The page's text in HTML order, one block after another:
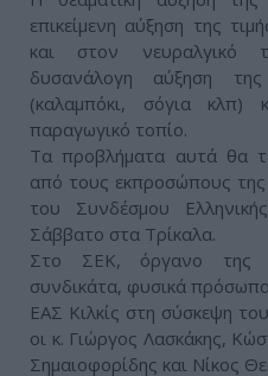
επικείμενη αύξηση της
και στον νευραλγικό
δυσανάλογη αύξηση
(καλαμπόκι, σόγια κλπ)
παραγωγικό τοπίο.
Τα προβλήματα αυτά θα
από τους εκπροσώπους της
του Συνδέσμου
Σάββατο στα Τρίκαλα.
Στο ΣΕΚ, όργανο της
συνδικάτα, φυσικά
ΕΑΣ Κιλκίς στη σύσκεψη
οι κ. Γιώργος Λασκάκης,
Σημαιοφορίδης και Νίκος